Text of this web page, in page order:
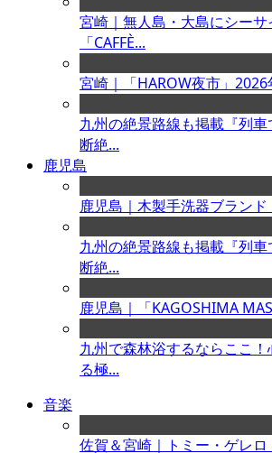
宮崎｜無人島・大島にシーサ
「CAFFÈ...
宮崎｜「HAROW夜市」
九州の絶景路線も掲載『列
断絶...
鹿児島
鹿児島｜木製手洗器ブラン
九州の絶景路線も掲載『列
断絶...
鹿児島｜「KAGOSHIMA
九州で森林浴するならここ
る極...
音楽
佐賀＆宮崎｜トミー・ゲレ